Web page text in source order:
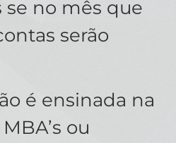
no mês que
serão
é ensinada na
ou